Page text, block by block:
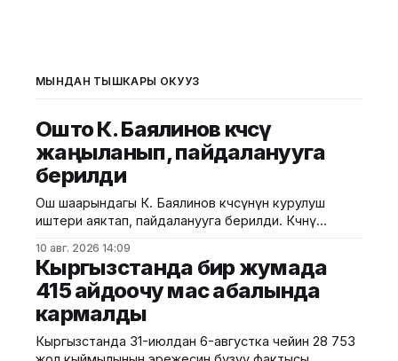
МЫНДАН ТЫШКАРЫ ОКУҢУЗ
Ошто К. Баялинов көчөсү
жаңыланып, пайдаланууга
берилди
Ош шаарындагы К. Баялинов көчөсүнүн курулуш
иштери аяктап, пайдаланууга берилди. Көчөнү
Муниципалитеттин маалыматына ылайык, курулуш
иштеринин алкагында жолдун эки тарабына
тротуарлар салынып, жашыл аймактар жана
ирригациялык тармактар каралды. Ошондой эле
автоунаалар үчүн токтотуучу жайлар уюштурулду.
Жаңыланган көчөнүн ачылыш аземине Ош шаарынын
10 авг. 2026 14:09
Кыргызстанда бир жумада
415 айдоочу мас абалында
кармалды
Кыргызстанда 31-июлдан 6-августка чейин 28 753